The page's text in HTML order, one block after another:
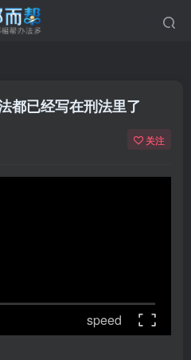
都已经写在刑法里了
关注
speed